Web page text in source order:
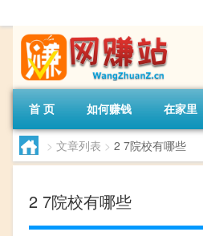
首 页 如何赚钱 在家里
> 文章列表 > 2 7院校有哪些
2 7院校有哪些